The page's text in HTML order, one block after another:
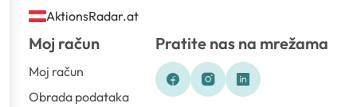
AktionsRadar.at
Moj račun
Moj račun
Obrada podataka
Pratite nas na mrežama